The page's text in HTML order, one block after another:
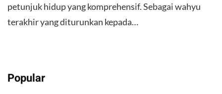
petunjuk hidup yang komprehensif. Sebagai wahyu
terakhir yang diturunkan kepada…
Popular